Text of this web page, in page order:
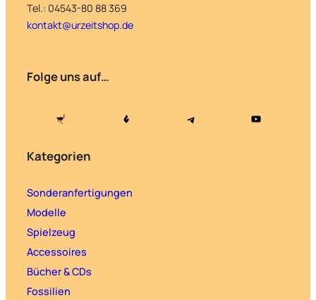
Tel.: 04543-80 88 369
kontakt@urzeitshop.de
Folge uns auf…
Kategorien
Sonderanfertigungen
Modelle
Spielzeug
Accessoires
Bücher & CDs
Fossilien